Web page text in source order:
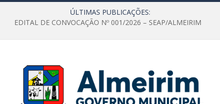
ÚLTIMAS PUBLICAÇÕES:
EDITAL DE CONVOCAÇÃO Nº 001/2026 – SEAP/ALMEIRIM